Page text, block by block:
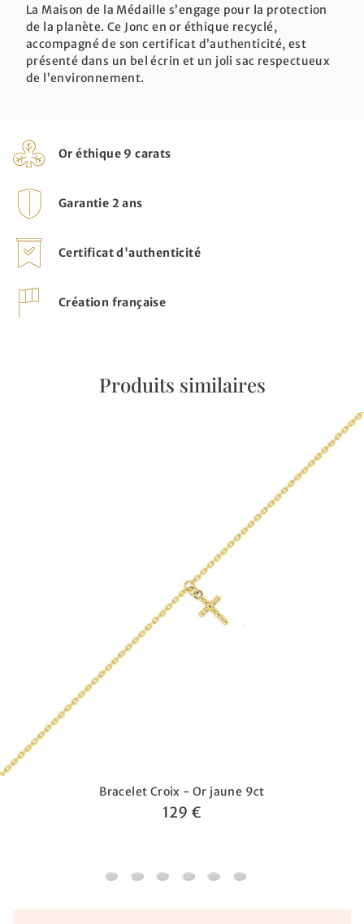
La Maison de la Médaille s’engage pour la protection
de la planète. Ce Jonc en or éthique recyclé,
accompagné de son certificat d’authenticité, est
présenté dans un bel écrin et un joli sac respectueux
de l’environnement.
Or éthique 9 carats
Garantie 2 ans
Certificat d'authenticité
Création française
Produits similaires
Bracelet Croix - Or jaune 9ct
129 €
Bracelet Croix - Or jaune 9ct
Bracelet miraculeuse et croix ajourée -
Bracelet ange & croix - Or jaune 9ct
Gourmette bébé arbre de vie
Gourmette bébé étoilée -
Jonc enfant réglable -